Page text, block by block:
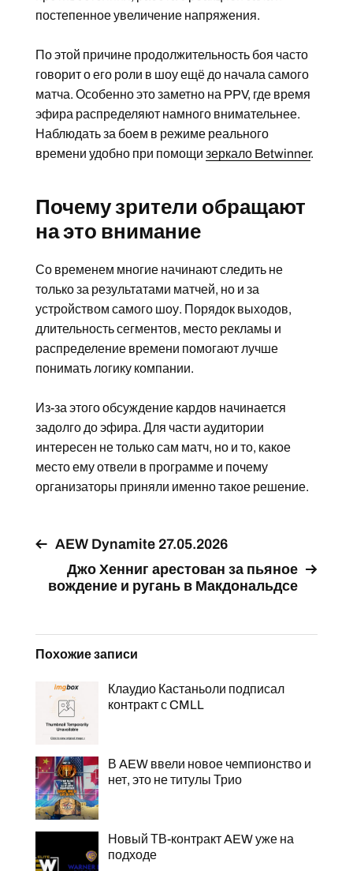
постепенное увеличение напряжения.
По этой причине продолжительность боя часто
говорит о его роли в шоу ещё до начала самого
матча. Особенно это заметно на PPV, где время
эфира распределяют намного внимательнее.
Наблюдать за боем в режиме реального
времени удобно при помощи зеркало Betwinner.
Почему зрители обращают
на это внимание
Со временем многие начинают следить не
только за результатами матчей, но и за
устройством самого шоу. Порядок выходов,
длительность сегментов, место рекламы и
распределение времени помогают лучше
понимать логику компании.
Из-за этого обсуждение кардов начинается
задолго до эфира. Для части аудитории
интересен не только сам матч, но и то, какое
место ему отвели в программе и почему
организаторы приняли именно такое решение.
AEW Dynamite 27.05.2026
Джо Хенниг арестован за пьяное
вождение и ругань в Макдональдсе
Похожие записи
Клаудио Кастаньоли подписал
контракт с CMLL
В AEW ввели новое чемпионство и
нет, это не титулы Трио
Новый ТВ-контракт AEW уже на
подходе